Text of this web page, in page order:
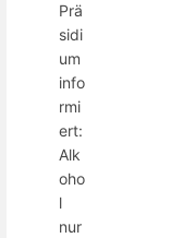
Prä
sidi
um
info
rmi
ert:
Alk
oho
l
nur